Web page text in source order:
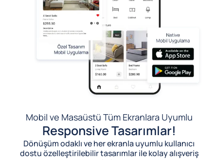
Mobil ve Masaüstü Tüm Ekranlara Uyumlu
Responsive Tasarımlar!
Dönüşüm odaklı ve her ekranla uyumlu kullanıcı
dostu özelleştirilebilir tasarımlar ile kolay alışveriş